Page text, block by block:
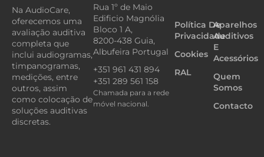
Na AudioCare,
oferecemos uma
avaliação auditiva
completa que
inclui audiogramas,
timpanogramas,
medições, entre
outros, assim
como colocação de
soluções auditivas
discretas.
Rua 1º de Maio
Edificio Magnólia
Bloco 1 A,
8200-438 Guia,
Albufeira Portugal
+351 961 431 894
+351 289 561 158
Chamada para a rede
móvel nacional.
Política De
Privacidade
Cookies
RAL
Aparelhos
Auditivos
E
Acessórios
Quem
Somos
Contacto